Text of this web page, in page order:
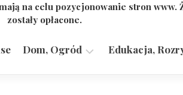
na celu pozycjonowanie stron
zostały opłacone.
Dom, Ogród Edukacja,